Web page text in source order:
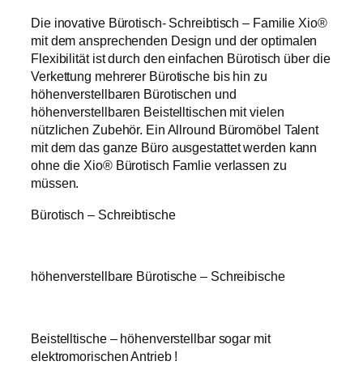
Die inovative Bürotisch- Schreibtisch – Familie Xio®
mit dem ansprechenden Design und der optimalen
Flexibilität ist durch den einfachen Bürotisch über die
Verkettung mehrerer Bürotische bis hin zu
höhenverstellbaren Bürotischen und
höhenverstellbaren Beistelltischen mit vielen
nützlichen Zubehör. Ein Allround Büromöbel Talent
mit dem das ganze Büro ausgestattet werden kann
ohne die Xio® Bürotisch Famlie verlassen zu
müssen.
Bürotisch – Schreibtische
höhenverstellbare Bürotische – Schreibische
Beistelltische – höhenverstellbar sogar mit
elektromorischen Antrieb !